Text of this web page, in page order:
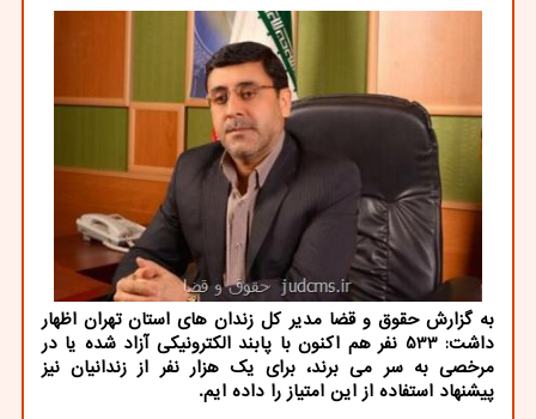
به گزارش حقوق و قضا مدیر كل زندان های استان تهران اظهار
داشت: 533 نفر هم اكنون با پابند الكترونیكی آزاد شده یا در
مرخصی به سر می برند، برای یك هزار نفر از زندانیان نیز
پیشنهاد استفاده از این امتیاز را داده ایم.